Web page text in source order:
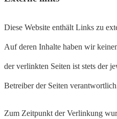
Diese Website enthält Links zu
Auf deren Inhalte haben wir
der verlinkten Seiten ist stets der
Betreiber der Seiten
Zum Zeitpunkt der Verlinkung